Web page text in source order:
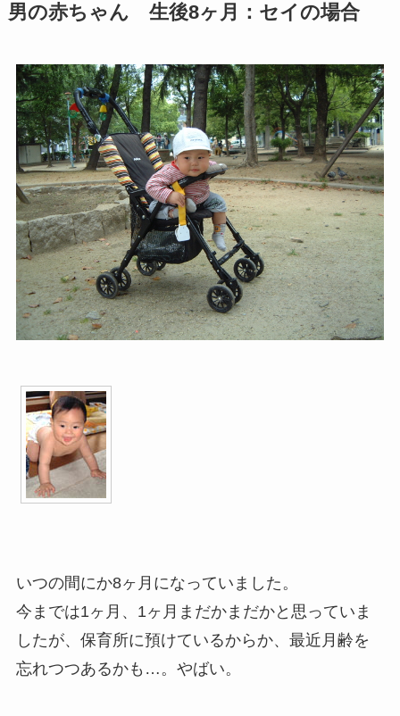
男の赤ちゃん 生後8ヶ月：セイの場合
いつの間にか8ヶ月になっていました。
今までは1ヶ月、1ヶ月まだかまだかと思っていま
したが、保育所に預けているからか、最近月齢を
忘れつつあるかも…。やばい。